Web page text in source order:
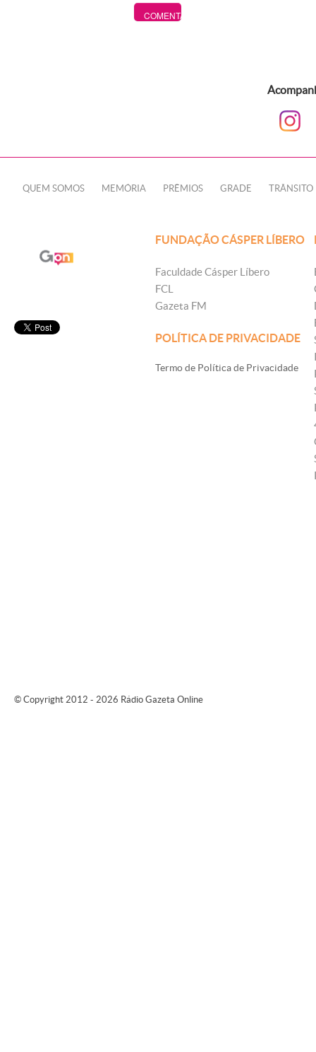
QUEM SOMOS MEMÓRIA PRÊMIOS GRADE TRÂNSITO
FUNDAÇÃO CÁSPER LÍBERO
Faculdade Cásper Líbero
FCL
Gazeta FM
POLÍTICA DE PRIVACIDADE
Termo de Política de Privacidade
© Copyright 2012 - 2026 Rádio Gazeta Online